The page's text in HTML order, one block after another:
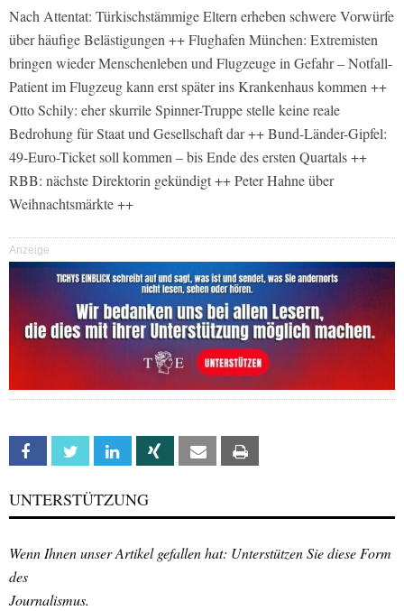
Nach Attentat: Türkischstämmige Eltern erheben schwere Vorwürfe
über häufige Belästigungen ++ Flughafen München: Extremisten
bringen wieder Menschenleben und Flugzeuge in Gefahr – Notfall-
Patient im Flugzeug kann erst später ins Krankenhaus kommen ++
Otto Schily: eher skurrile Spinner-Truppe stelle keine reale
Bedrohung für Staat und Gesellschaft dar ++ Bund-Länder-Gipfel:
49-Euro-Ticket soll kommen – bis Ende des ersten Quartals ++
RBB: nächste Direktorin gekündigt ++ Peter Hahne über
Weihnachtsmärkte ++
Anzeige
Facebook Twitter Linkedin Xing Email
UNTERSTÜTZUNG
Wenn Ihnen unser Artikel gefallen hat: Unterstützen Sie diese Form
des
Journalismus.